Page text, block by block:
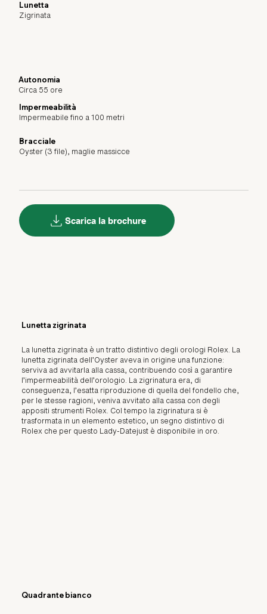
Lunetta
Zigrinata
Autonomia
Circa 55 ore
Impermeabilità
Impermeabile fino a 100 metri
Bracciale
Oyster (3 file), maglie massicce
Scarica la brochure
Lunetta zigrinata
La lunetta zigrinata è un tratto distintivo degli orologi Rolex. La
lunetta zigrinata dell’Oyster aveva in origine una funzione:
serviva ad avvitarla alla cassa, contribuendo così a garantire
l’impermeabilità dell’orologio. La zigrinatura era, di
conseguenza, l’esatta riproduzione di quella del fondello che,
per le stesse ragioni, veniva avvitato alla cassa con degli
appositi strumenti Rolex. Col tempo la zigrinatura si è
trasformata in un elemento estetico, un segno distintivo di
Rolex che per questo Lady-Datejust è disponibile in oro.
Quadrante bianco